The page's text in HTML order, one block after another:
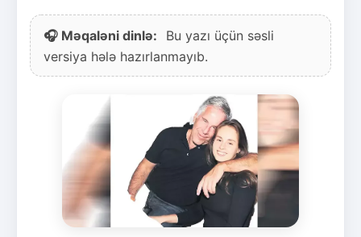
🎧 Məqaləni dinlə:
Bu yazı üçün səsli
versiya hələ hazırlanmayıb.